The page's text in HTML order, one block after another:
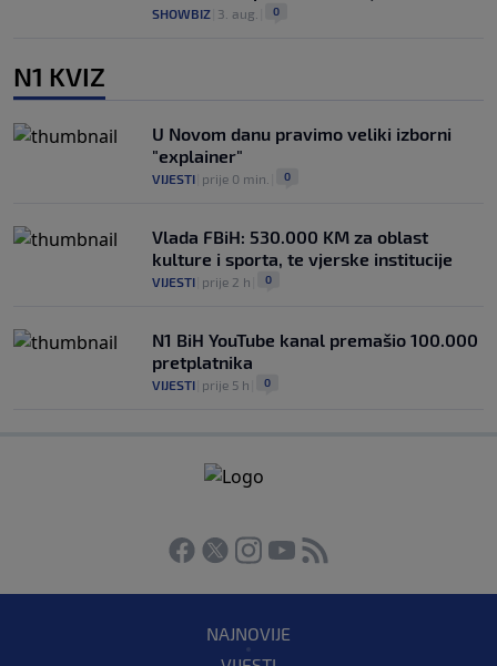
SHOWBIZ 3. aug. 0
N1 KVIZ
U Novom danu pravimo veliki izborni
"explainer"
VIJESTI prije 0 min. 0
Vlada FBiH: 530.000 KM za oblast
kulture i sporta, te vjerske institucije
VIJESTI prije 2 h 0
N1 BiH YouTube kanal premašio 100.000
pretplatnika
VIJESTI prije 5 h 0
NAJNOVIJE